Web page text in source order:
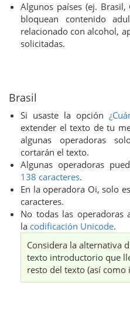
Algunos países (ej.
bloquean contenido
relacionado con alcohol,
solicitadas.
Brasil
Si usaste la opción
extender el texto de tu
algunas operadoras
cortarán el texto.
Algunas operadoras
138 caracteres.
En la operadora Oi, solo
caracteres.
No todas las operadoras
la codificación Unicode.
Considera la alternativa
texto introductorio que
resto del texto (así como